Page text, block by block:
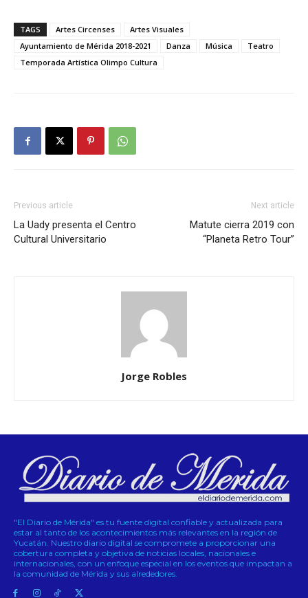
TAGS Artes Circenses
Artes Visuales
Ayuntamiento de Mérida 2018-2021
Danza Música
Teatro
Temporada Artística Olimpo Cultura
Previous article
La Uady presenta el Centro
Cultural Universitario
Next article
Matute cierra 2019 con
“Planeta Retro Tour”
Jorge Robles
"El Diario de Mérida" es tu fuente digital confiable y actualizada para
estar al tanto de los acontecimientos más relevantes en la región de
Yucatán. Nuestro diario digital se compromete a proporcionar una
cobertura completa y objetiva de noticias locales, nacionales e
internacionales, con un enfoque especial en los eventos que impactan a
la comunidad de Mérida y sus alrededores.